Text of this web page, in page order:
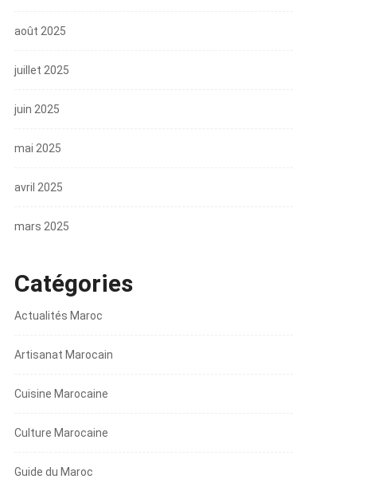
août 2025
juillet 2025
juin 2025
mai 2025
avril 2025
mars 2025
Catégories
Actualités Maroc
Artisanat Marocain
Cuisine Marocaine
Culture Marocaine
Guide du Maroc